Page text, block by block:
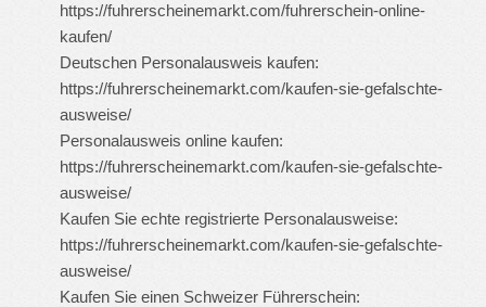
https://fuhrerscheinemarkt.com/fuhrerschein-online-
kaufen/
Deutschen Personalausweis kaufen:
https://fuhrerscheinemarkt.com/kaufen-sie-gefalschte-
ausweise/
Personalausweis online kaufen:
https://fuhrerscheinemarkt.com/kaufen-sie-gefalschte-
ausweise/
Kaufen Sie echte registrierte Personalausweise:
https://fuhrerscheinemarkt.com/kaufen-sie-gefalschte-
ausweise/
Kaufen Sie einen Schweizer Führerschein: